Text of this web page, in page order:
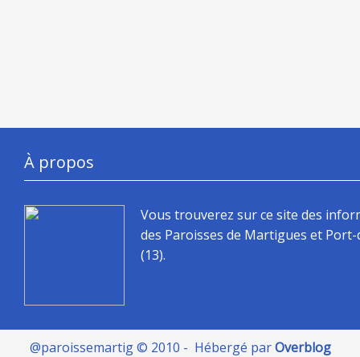
À propos
Vous trouverez sur ce site des
des Paroisses de Martigues et
(13).
@paroissemartig © 2010 - Hébergé parOverblog